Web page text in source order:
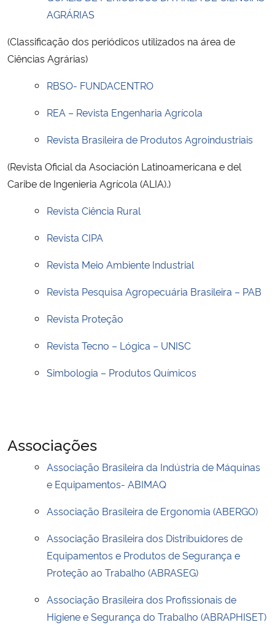
AGRÁRIAS
(Classificação dos periódicos utilizados na área de
Ciências Agrárias)
RBSO- FUNDACENTRO
REA – Revista Engenharia Agrícola
Revista Brasileira de Produtos Agroindustriais
(Revista Oficial da Asociación Latinoamericana e del
Caribe de Ingenieria Agrícola (ALIA).)
Revista Ciência Rural
Revista CIPA
Revista Meio Ambiente Industrial
Revista Pesquisa Agropecuária Brasileira – PAB
Revista Proteção
Revista Tecno – Lógica – UNISC
Simbologia – Produtos Químicos
Associações
Associação Brasileira da Indústria de Máquinas
e Equipamentos- ABIMAQ
Associação Brasileira de Ergonomia (ABERGO)
Associação Brasileira dos Distribuidores de
Equipamentos e Produtos de Segurança e
Proteção ao Trabalho (ABRASEG)
Associação Brasileira dos Profissionais de
Higiene e Segurança do Trabalho (ABRAPHISET)